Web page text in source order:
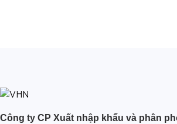
Công ty CP Xuất nhập khẩu và phân